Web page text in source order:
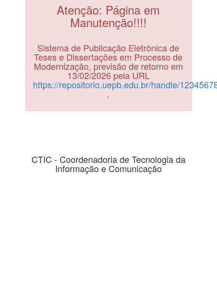
Atenção: Página em
Manutenção!!!!
Sistema de Publicação Eletrônica de
Teses e Dissertações em Processo de
Modernização, previsão de retorno em
13/02/2026 pela URL
https://repositorio.uepb.edu.br/handle/
.
CTIC - Coordenadoria de Tecnologia da
Informação e Comunicação